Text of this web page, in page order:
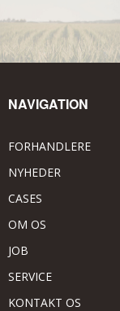
NAVIGATION
FORHANDLERE
NYHEDER
CASES
OM OS
JOB
SERVICE
KONTAKT OS